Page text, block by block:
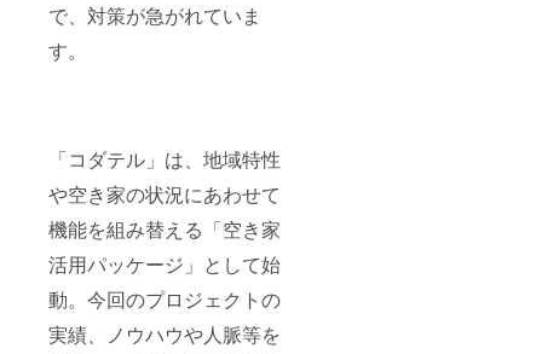
で、対策が急がれていま
す。
「コダテル」は、地域特性
や空き家の状況にあわせて
機能を組み替える「空き家
活用パッケージ」として始
動。今回のプロジェクトの
実績、ノウハウや人脈等を